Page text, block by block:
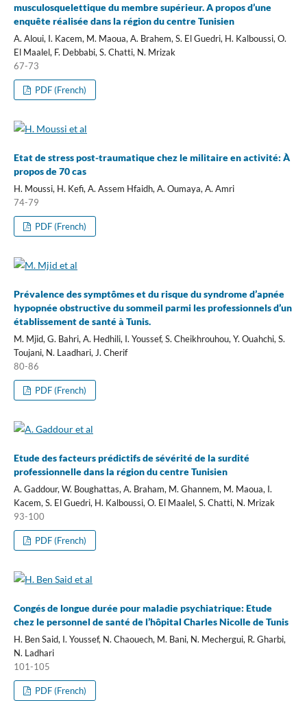
musculosquelettique du membre supérieur. A propos d’une
enquête réalisée dans la région du centre Tunisien
A. Aloui, I. Kacem, M. Maoua, A. Brahem, S. El Guedri, H. Kalboussi, O.
El Maalel, F. Debbabi, S. Chatti, N. Mrizak
67-73
PDF (French)
Etat de stress post-traumatique chez le militaire en activité: À
propos de 70 cas
H. Moussi, H. Kefi, A. Assem Hfaidh, A. Oumaya, A. Amri
74-79
PDF (French)
Prévalence des symptômes et du risque du syndrome d’apnée
hypopnée obstructive du sommeil parmi les professionnels d’un
établissement de santé à Tunis.
M. Mjid, G. Bahri, A. Hedhili, I. Youssef, S. Cheikhrouhou, Y. Ouahchi, S.
Toujani, N. Laadhari, J. Cherif
80-86
PDF (French)
Etude des facteurs prédictifs de sévérité de la surdité
professionnelle dans la région du centre Tunisien
A. Gaddour, W. Boughattas, A. Braham, M. Ghannem, M. Maoua, I.
Kacem, S. El Guedri, H. Kalboussi, O. El Maalel, S. Chatti, N. Mrizak
93-100
PDF (French)
Congés de longue durée pour maladie psychiatrique: Etude
chez le personnel de santé de l’hôpital Charles Nicolle de Tunis
H. Ben Said, I. Youssef, N. Chaouech, M. Bani, N. Mechergui, R. Gharbi,
N. Ladhari
101-105
PDF (French)